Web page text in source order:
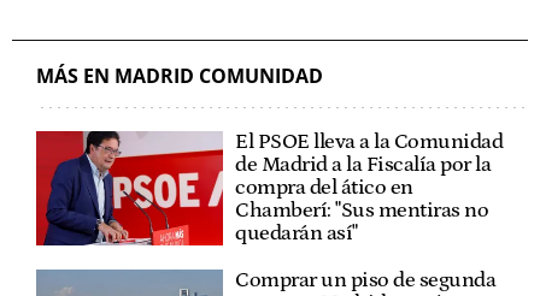
MÁS EN MADRID COMUNIDAD
El PSOE lleva a la Comunidad
de Madrid a la Fiscalía por la
compra del ático en
Chamberí: "Sus mentiras no
quedarán así"
Comprar un piso de segunda